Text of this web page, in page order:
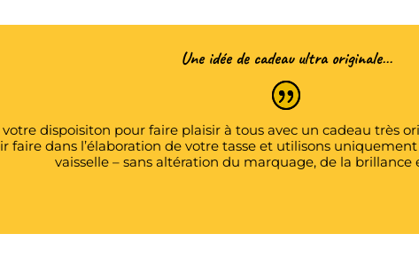
Une idée de cadeau ultra originale…
dispoisiton pour faire plaisir à tous avec un cadeau très
dans l’élaboration de votre tasse et utilisons
vaisselle – sans altération du marquage, de la brillance